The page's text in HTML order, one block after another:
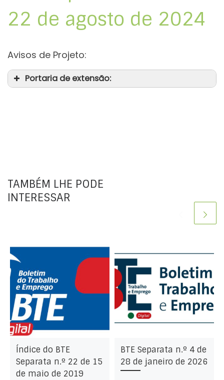
22 de agosto de 2024
Avisos de Projeto:
Portaria de extensão:
TAMBÉM LHE PODE
INTERESSAR
Índice do BTE
Separata n.º 22 de 15
de maio de 2019
BTE Separata n.º 4 de
28 de janeiro de 2026